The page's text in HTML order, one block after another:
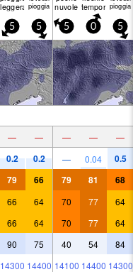
leggera pioggia nuvole temporalepioggia
5 5 5 0 5
— — — — —
0.2 0.2 — 0.04 0.5
79 66 79 81 68
66 64 70 77 64
66 64 70 77 64
90 75 40 54 84
14300 14400 14100 14400 14300